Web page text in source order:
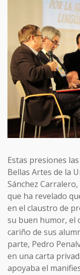
Estas presiones
Bellas Artes de la
Sánchez
que ha revelado
en el claustro de
su buen humor, el
cariño de sus
parte, Pedro
en una carta
apoyaba el